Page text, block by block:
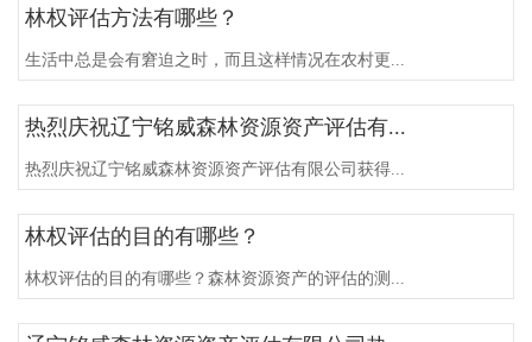
林权评估方法有哪些？
生活中总是会有窘迫之时，而且这样情况在农村更...
热烈庆祝辽宁铭威森林资源资产评估有...
热烈庆祝辽宁铭威森林资源资产评估有限公司获得...
林权评估的目的有哪些？
林权评估的目的有哪些？森林资源资产的评估的测...